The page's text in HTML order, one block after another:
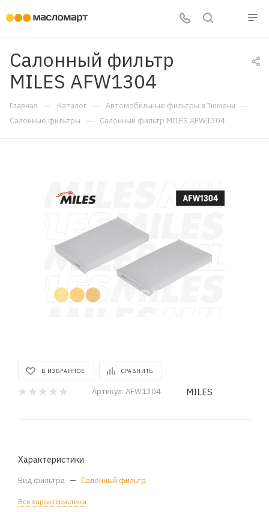
Салонный фильтр
MILES AFW1304
Главная — Каталог — Автомобильные фильтры в Тюмени —
Салонные фильтры — Салонный фильтр MILES AFW1304
В ИЗБРАННОЕ СРАВНИТЬ
Артикул: AFW1304 MILES
Характеристики
Вид фильтра — Салонный фильтр
Все характеристики